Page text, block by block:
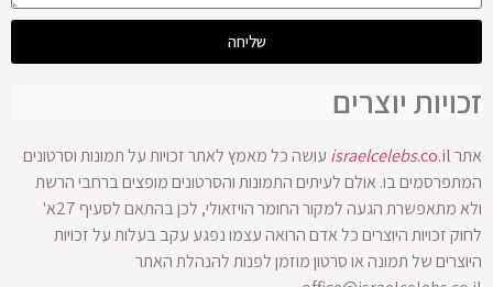
שליחה
זכויות יוצרים
אתר israelcelebs.co.il
עושה כל מאמץ לאתר זכויות על תמונות וסרטונים
המתפרסמים בו. אולם לעיתים התמונות והסרטונים מופצים ברחבי הרשת
ולא מתאפשרת הגעה למקור החומר הויזאולי, לכן בהתאם לסעיף 27א'
לחוק זכויות היוצרים כל אדם הרואה עצמו נפגע עקב בעלות על זכויות
היוצרים של תמונה או סרטון מוזמן לפנות להנהלת האתר